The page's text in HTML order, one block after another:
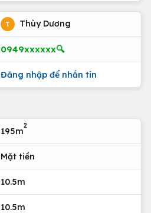
T Thùy Dương
0949xxxxxx🔍
Đăng nhập để nhắn tin
195m
2
Mặt tiền
10.5m
10.5m